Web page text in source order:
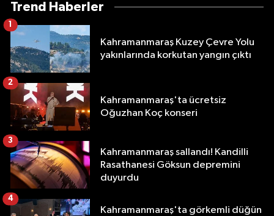
Trend Haberler
Kahramanmaraş Kuzey Çevre Yolu
yakınlarında korkutan yangın çıktı
1
Kahramanmaraş'ta ücretsiz
Oğuzhan Koç konseri
2
Kahramanmaraş sallandı! Kandilli
Rasathanesi Göksun depremini
duyurdu
3
Kahramanmaraş'ta görkemli düğün
4